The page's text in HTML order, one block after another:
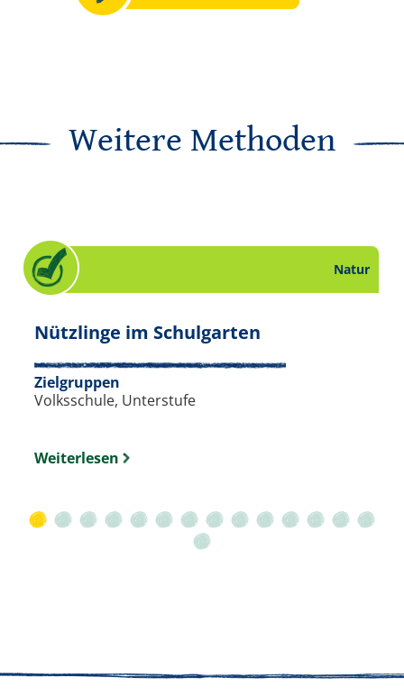
Weitere Methoden
Natur
Nützlinge im Schulgarten
Zielgruppen
Volksschule, Unterstufe
Weiterlesen